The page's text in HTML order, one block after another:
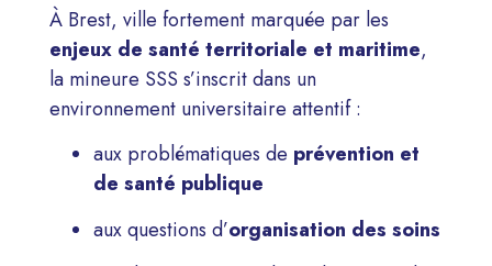
À Brest, ville fortement marquée par les
enjeux de santé territoriale et maritime,
la mineure SSS s’inscrit dans un
environnement universitaire attentif :
aux problématiques de prévention et
de santé publique
aux questions d’organisation des soins